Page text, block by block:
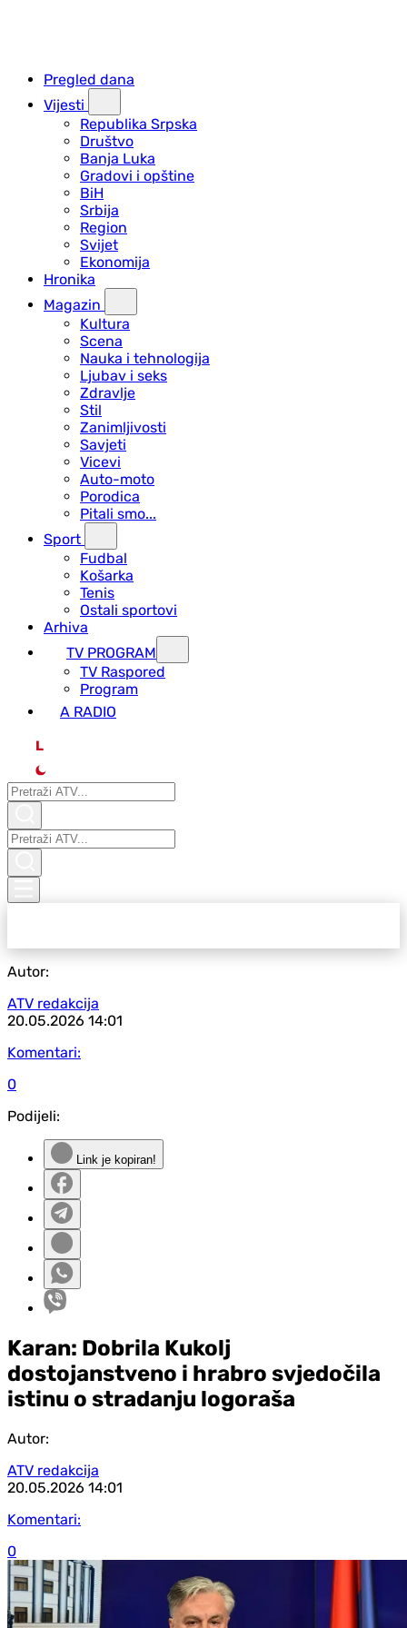
Pregled dana
Vijesti
Republika Srpska
Društvo
Banja Luka
Gradovi i opštine
BiH
Srbija
Region
Svijet
Ekonomija
Hronika
Magazin
Kultura
Scena
Nauka i tehnologija
Ljubav i seks
Zdravlje
Stil
Zanimljivosti
Savjeti
Vicevi
Auto-moto
Porodica
Pitali smo...
Sport
Fudbal
Košarka
Tenis
Ostali sportovi
Arhiva
TV PROGRAM
ТV Raspored
Program
A RADIO
L
Autor:
ATV redakcija
20.05.2026 14:01
Komentari:
0
Podijeli:
Link je kopiran!
Karan: Dobrila Kukolj
dostojanstveno i hrabro svjedočila
istinu o stradanju logoraša
Autor:
ATV redakcija
20.05.2026 14:01
Komentari:
0